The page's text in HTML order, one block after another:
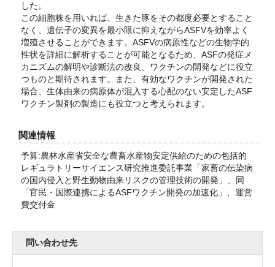
した。
この細胞株を用いれば、生きた豚をその都度必要とすること
なく、遺伝子の変異を最小限に抑えながらASFVを効率よく
増殖させることができます。ASFVの病原性などの生物学的
性状を詳細に解析することが可能となるため、ASFの発症メ
カニズムの解明や診断法の改良、ワクチンの開発などに役立
つものと期待されます。また、有効なワクチンが開発された
場合、生体由来の病原体が混入する心配のない安定したASF
ワクチン製剤の製造にも役立つと考えられます。
関連情報
予算:農林水産省安全な農畜水産物安定供給のための包括的
レギュラトリーサイエンス研究推進委託事業「家畜の伝染病
の国内侵入と野生動物由来リスクの管理技術の開発」、同
「官民・国際連携によるASFワクチン開発の加速化」、運営
費交付金
問い合わせ先